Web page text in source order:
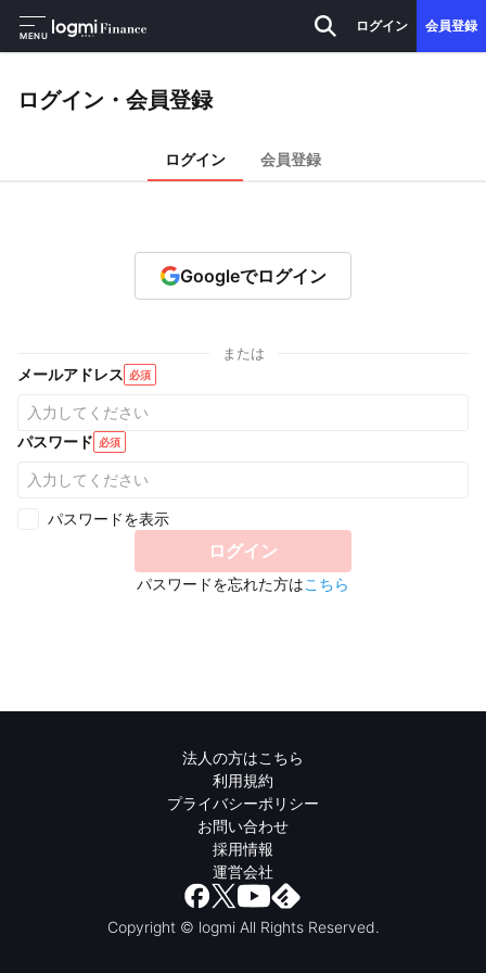
MENU
ログイン 会員登録
ログイン・会員登録
ログイン 会員登録
Googleでログイン
または
メールアドレス 必須
パスワード 必須
パスワードを表示
ログイン
パスワードを忘れた方はこちら
法人の方はこちら
利用規約
プライバシーポリシー
お問い合わせ
採用情報
運営会社
Copyright © logmi All Rights Reserved.